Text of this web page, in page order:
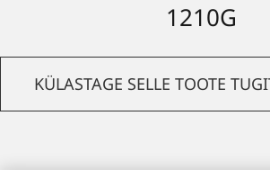
1210G
KÜLASTAGE SELLE TOOTE